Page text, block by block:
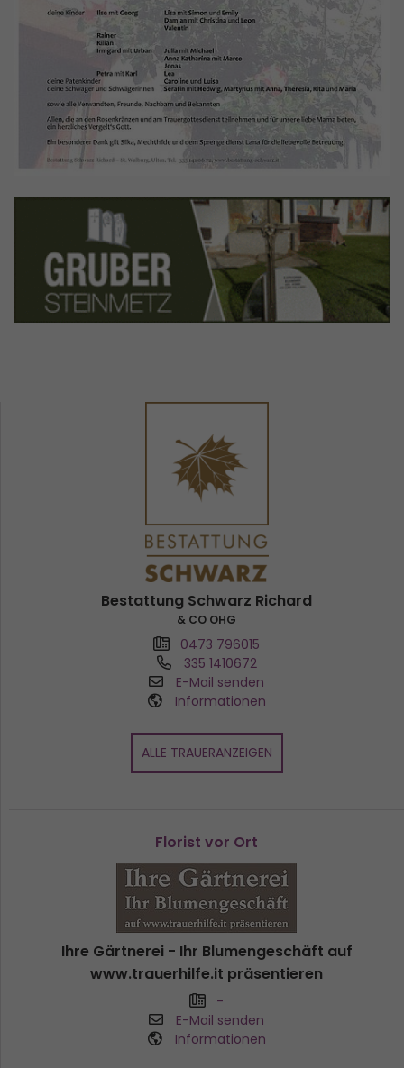
Bestattung Schwarz Richard
& CO OHG
0473 796015
335 1410672
E-Mail senden
Informationen
ALLE TRAUERANZEIGEN
Florist vor Ort
Ihre Gärtnerei - Ihr Blumengeschäft auf
www.trauerhilfe.it präsentieren
-
E-Mail senden
Informationen